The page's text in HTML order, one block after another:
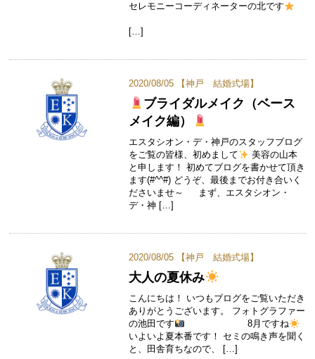
セレモニーコーディネーターの北です
[…]
2020/08/05 【神戸 結婚式場】
ブライダルメイク（ベース
メイク編）
エスタシオン・デ・神戸のスタッフブログ
をご覧の皆様、初めまして
美容の山本
と申します！ 初めてブログを書かせて頂き
ます(#^^#) どうぞ、最後までお付き合いく
ださいませ～ まず、エスタシオン・
デ・神 […]
2020/08/05 【神戸 結婚式場】
大人の夏休み
こんにちは！ いつもブログをご覧いただき
ありがとうございます。 フォトグラファー
の池田です
8月ですね
いよいよ夏本番です！ セミの鳴き声を聞く
と、田舎育ちなので、 […]